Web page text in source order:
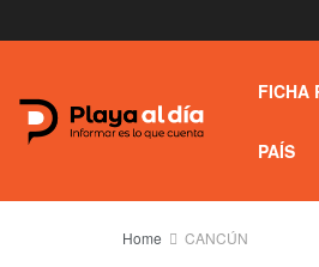
FICHA
PAÍS
Home CANCÚN